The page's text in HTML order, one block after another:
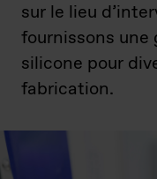
sur le lieu
fournissons une
silicone pour
fabrication.